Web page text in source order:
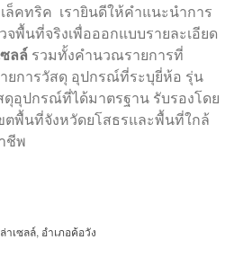
ล็คทริค เรายินดีให้คำแนะนำการ
พื้นที่จริงเพื่อออกแบบรายละเอียด
ลล์ รวมทั้งคำนวณรายการที่
ยการวัสดุ อุปกรณ์ที่ระบุยี่ห้อ รุ่น
ดุอุปกรณ์ที่ได้มาตรฐาน รับรองโดย
ตพื้นที่จังหวัดยโสธรและพื้นที่ใกล้
ชีพ
าเซลล์, อำเภอค้อวัง